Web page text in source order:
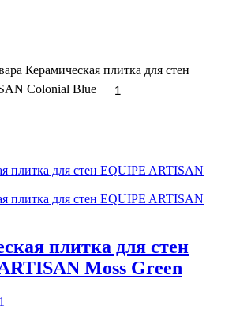
Керамическая плитка для стен
Colonial Blue
плитка для стен
Moss Green